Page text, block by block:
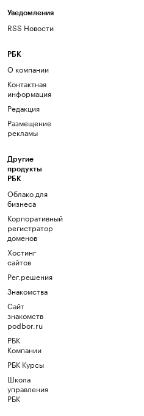
Уведомления
RSS Новости
РБК
О компании
Контактная
информация
Редакция
Размещение
рекламы
Другие
продукты
РБК
Облако для
бизнеса
Корпоративный
регистратор
доменов
Хостинг
сайтов
Рег.решения
Знакомства
Сайт
знакомств
podbor.ru
РБК
Компании
РБК Курсы
Школа
управления
РБК